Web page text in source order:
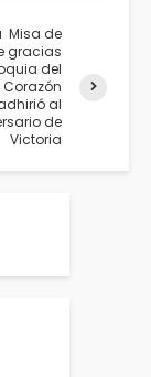
Misa de
gracias
del
al
de
Victoria